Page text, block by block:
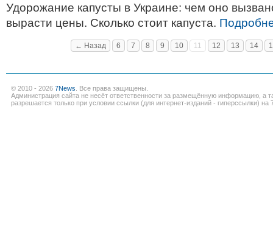
Удорожание капусты в Украине: чем оно
вырасти цены. Сколько стоит капуста.
← Назад 6 7 8 9 10 11 12 13 14
© 2010 - 2026 7News . Все права защищены.
Администрация сайта не несёт ответственности за размещённую информацию, а
разрешается только при условии ссылки (для интернет-изданий - гиперссылки) на